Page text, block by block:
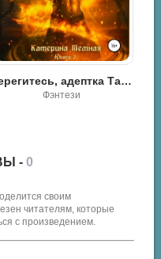
- 0
своим
читателям, которые
с произведением.